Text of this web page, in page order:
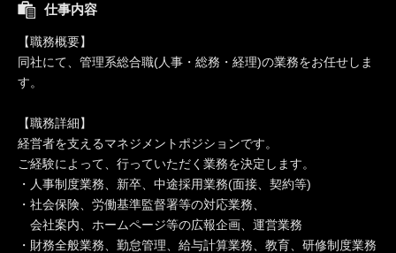
仕事内容
【職務概要】
同社にて、管理系総合職(人事・総務・経理)の業務をお任せしま
す。
【職務詳細】
経営者を支えるマネジメントポジションです。
ご経験によって、行っていただく業務を決定します。
・人事制度業務、新卒、中途採用業務(面接、契約等)
・社会保険、労働基準監督署等の対応業務、
会社案内、ホームページ等の広報企画、運営業務
・財務全般業務、勤怠管理、給与計算業務、教育、研修制度業務